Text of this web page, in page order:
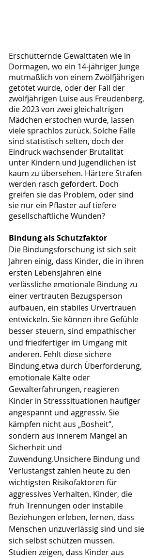
Erschütternde Gewalttaten wie in
Dormagen, wo ein 14-jähriger Junge
mutmaßlich von einem Zwölfjährigen
getötet wurde, oder der Fall der
zwölfjährigen Luise aus Freudenberg,
die 2023 von zwei gleichaltrigen
Mädchen erstochen wurde, lassen
viele sprachlos zurück. Solche Fälle
sind statistisch selten, doch der
Eindruck wachsender Brutalität
unter Kindern und Jugendlichen ist
kaum zu übersehen. Härtere Strafen
werden rasch gefordert. Doch
greifen sie das Problem, oder sind
sie nur ein Pflaster auf tiefere
gesellschaftliche Wunden?
Bindung als Schutzfaktor
Die Bindungsforschung ist sich seit
Jahren einig, dass Kinder, die in ihren
ersten Lebensjahren eine
verlässliche emotionale Bindung zu
einer vertrauten Bezugsperson
aufbauen, ein stabiles Urvertrauen
entwickeln. Sie können ihre Gefühle
besser steuern, sind empathischer
und friedfertiger im Umgang mit
anderen. Fehlt diese sichere
Bindung,etwa durch Überforderung,
emotionale Kälte oder
Gewalterfahrungen, reagieren
Kinder in Stresssituationen häufiger
angespannt und aggressiv. Sie
kämpfen nicht aus „Bosheit“,
sondern aus innerem Mangel an
Sicherheit und
Zuwendung.Unsichere Bindung und
Verlustangst zählen heute zu den
wichtigsten Risikofaktoren für
aggressives Verhalten. Kinder, die
früh Trennungen oder instabile
Beziehungen erleben, lernen, dass
Menschen unzuverlässig sind und sie
sich selbst schützen müssen.
Studien zeigen, dass Kinder aus